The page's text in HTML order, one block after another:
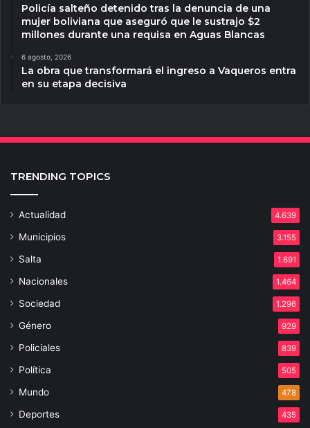
Policía salteño detenido tras la denuncia de una
mujer boliviana que aseguró que le sustrajo $2
millones durante una requisa en Aguas Blancas
6 agosto, 2026
La obra que transformará el ingreso a Vaqueros entra
en su etapa decisiva
TRENDING TOPICS
Actualidad 4.639
Municipios 3.155
Salta 1.691
Nacionales 1.464
Sociedad 1.296
Género 929
Policiales 839
Política 505
Mundo 478
Deportes 435